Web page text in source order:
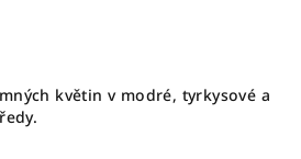
květin v modré, tyrkysové a